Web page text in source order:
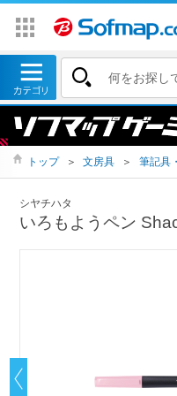
トップ ＞ 文房具 ＞ 筆記具
シヤチハタ
いろもようペン